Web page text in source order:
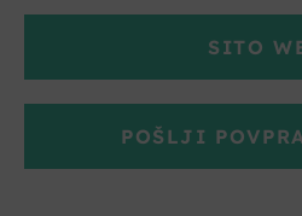
SITO
POŠLJI